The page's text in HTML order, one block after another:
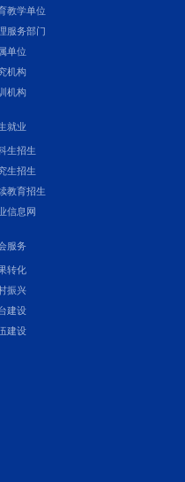
教学单位
服务部门
单位
机构
机构
就业
生招生
生招生
教育招生
信息网
服务
转化
振兴
建设
建设